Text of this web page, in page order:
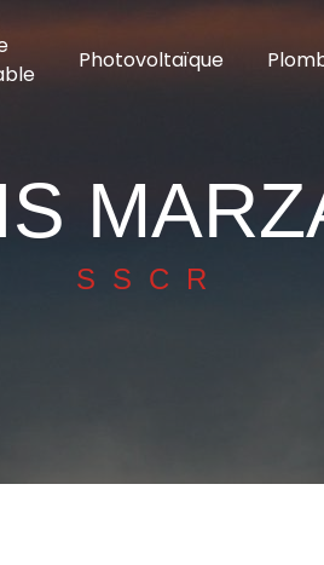
Photovoltaïque
SSCR